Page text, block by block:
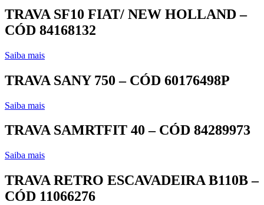
TRAVA SF10 FIAT/ NEW HOLLAND –
CÓD 84168132
Saiba mais
TRAVA SANY 750 – CÓD 60176498P
Saiba mais
TRAVA SAMRTFIT 40 – CÓD 84289973
Saiba mais
TRAVA RETRO ESCAVADEIRA B110B –
CÓD 11066276